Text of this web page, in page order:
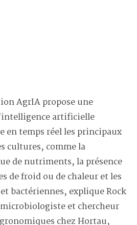
AgrIA propose une
artificielle
en temps réel les principaux
cultures, comme la
de nutriments, laprésence
de froid ou de chaleur et les
bactériennes, explique Rock
et chercheur
chez Hortau,